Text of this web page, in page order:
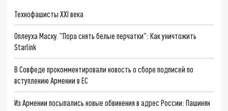
Технофашисты XXI века
Оплеуха Маску. "Пора снять белые перчатки": Как уничтожить
Starlink
В Совфеде прокомментировали новость о сборе подписей по
вступлению Армении в ЕС
Из Армении посыпались новые обвинения в адрес России: Пашинян